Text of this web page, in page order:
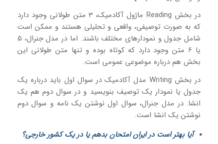
در بخش Reading ماژول آکادمیک، 3 متن طولانی وجود دارد
که به صورت توصیفی، واقعی و تحلیلی هستند و ممکن است
شامل جدول و نمودارهای مختلف باشند. اما در مدل جنرال، 5
یا 6 متن وجود دارد که کوتاه بوده و تنها متن طولانی این
بخش هم درباره موضوعی عمومی است.
در بخش Writing مدل آکادمیک در سوال اول باید درباره یک
جدول یا نمودار یک توصیف بنویسید و در سوال دوم هم یک
انشا. در مدل جنرال، سوال اول نوشتن یک نامه و سوال دوم
نوشتن یک انشا است.
آیا بهتر است در ایران امتحان بدهم یا در یک کشور خارجی؟